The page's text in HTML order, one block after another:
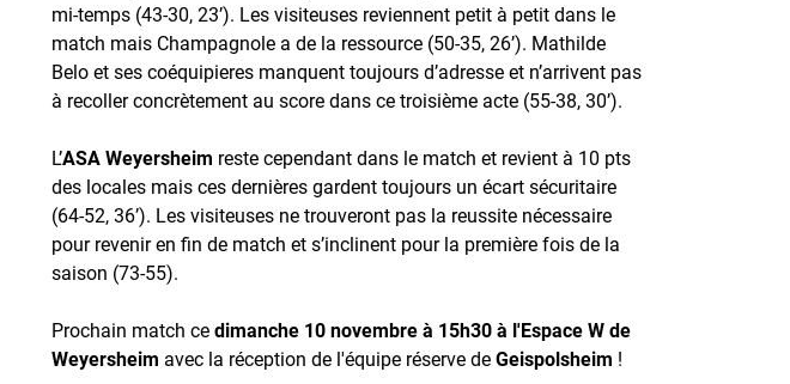
mi-temps (43-30, 23’). Les visiteuses reviennent petit à petit dans le
match mais Champagnole a de la ressource (50-35, 26’). Mathilde
Belo et ses coéquipieres manquent toujours d’adresse et n’arrivent pas
à recoller concrètement au score dans ce troisième acte (55-38, 30’).
L’ASA Weyersheim reste cependant dans le match et revient à 10 pts
des locales mais ces dernières gardent toujours un écart sécuritaire
(64-52, 36’). Les visiteuses ne trouveront pas la reussite nécessaire
pour revenir en fin de match et s’inclinent pour la première fois de la
saison (73-55).
Prochain match cedimanche 10 novembre à 15h30 à l'Espace W de
Weyersheim avec la réception de l'équipe réserve deGeispolsheim !